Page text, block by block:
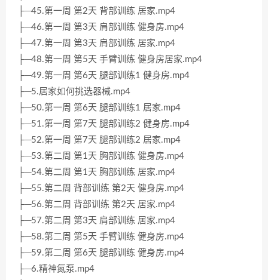
├─45.第一周 第2天 背部训练 居家.mp4
├─46.第一周 第3天 肩部训练 健身房.mp4
├─47.第一周 第3天 肩部训练 居家.mp4
├─48.第一周 第5天 手臂训练 健身房居家.mp4
├─49.第一周 第6天 腿部训练1 健身房.mp4
├─5.居家如何挑选器械.mp4
├─50.第一周 第6天 腿部训练1 居家.mp4
├─51.第一周 第7天 腿部训练2 健身房.mp4
├─52.第一周 第7天 腿部训练2 居家.mp4
├─53.第二周 第1天 胸部训练 健身房.mp4
├─54.第二周 第1天 胸部训练 居家.mp4
├─55.第二周 背部训练 第2天 健身房.mp4
├─56.第二周 背部训练 第2天 居家.mp4
├─57.第二周 第3天 肩部训练 居家.mp4
├─58.第二周 第5天 手臂训练 健身房.mp4
├─59.第二周 第6天 腿部训练 健身房.mp4
├─6.精神氮泵.mp4